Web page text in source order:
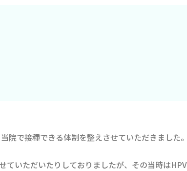
で接種できる体制を整えさせていただきました
いただいたりしておりましたが、その当時は